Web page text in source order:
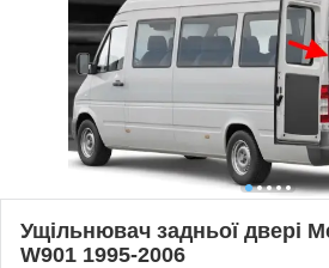
Ущільнювач задньої двері
W901 1995-2006